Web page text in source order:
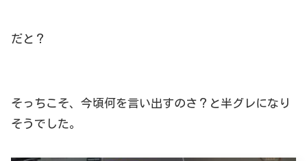
だと？
そっちこそ、今頃何を言い出すのさ？と半グレになり
そうでした。